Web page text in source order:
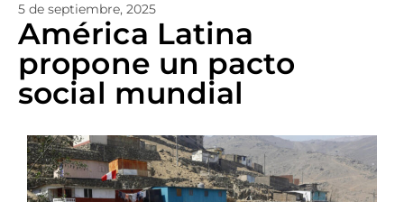
5 de septiembre, 2025
América Latina
propone un pacto
social mundial